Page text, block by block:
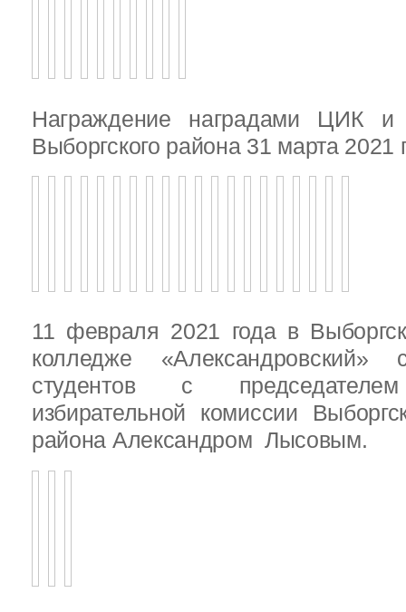
Награждение наградами ЦИК
Выборгского района 31 марта 2021
11 февраля 2021 года в
колледже «Александровский»
студентов с председателем
избирательной комиссии
района Александром Лысовым.